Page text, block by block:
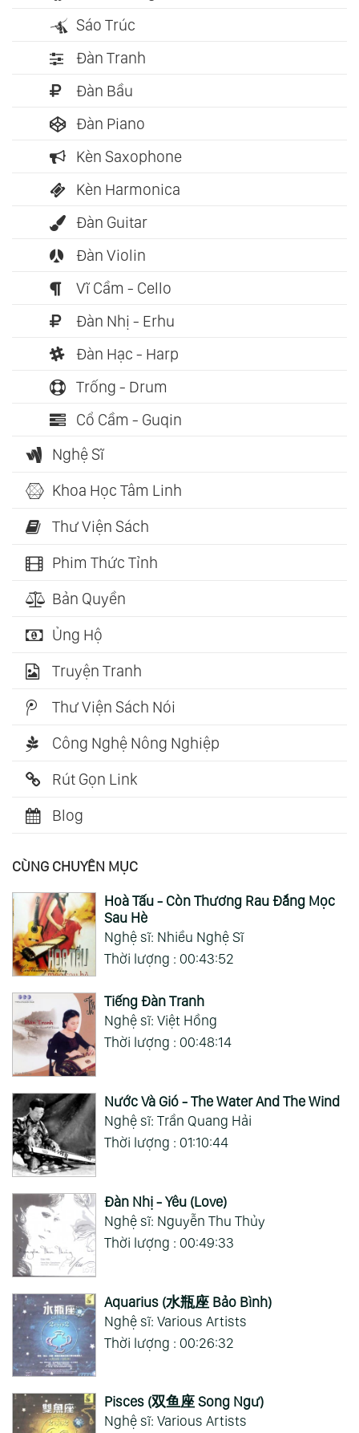
Sáo Trúc
Đàn Tranh
Đàn Bầu
Đàn Piano
Kèn Saxophone
Kèn Harmonica
Đàn Guitar
Đàn Violin
Vĩ Cầm - Cello
Đàn Nhị - Erhu
Đàn Hạc - Harp
Trống - Drum
Cổ Cầm - Guqin
Nghệ Sĩ
Khoa Học Tâm Linh
Thư Viện Sách
Phim Thức Tỉnh
Bản Quyền
Ủng Hộ
Truyện Tranh
Thư Viện Sách Nói
Công Nghệ Nông Nghiệp
Rút Gọn Link
Blog
CÙNG CHUYÊN MỤC
Hoà Tấu - Còn Thương Rau Đắng Mọc
Sau Hè
Nghệ sĩ: Nhiều Nghệ Sĩ
Thời lượng : 00:43:52
Tiếng Đàn Tranh
Nghệ sĩ: Việt Hồng
Thời lượng : 00:48:14
Nước Và Gió - The Water And The Wind
Nghệ sĩ: Trần Quang Hải
Thời lượng : 01:10:44
Đàn Nhị - Yêu (Love)
Nghệ sĩ: Nguyễn Thu Thủy
Thời lượng : 00:49:33
Aquarius (水瓶座 Bảo Bình)
Nghệ sĩ: Various Artists
Thời lượng : 00:26:32
Pisces (双鱼座 Song Ngư)
Nghệ sĩ: Various Artists